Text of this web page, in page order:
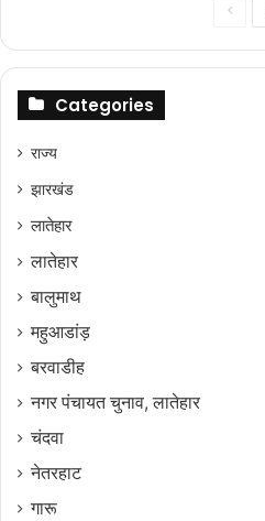
Categories
राज्‍य
झारखंड
लातेहार
लातेहार
बालुमाथ
महुआडांड़
बरवाडीह
नगर पंचायत चुनाव, लातेहार
चंदवा
नेतरहाट
गारू